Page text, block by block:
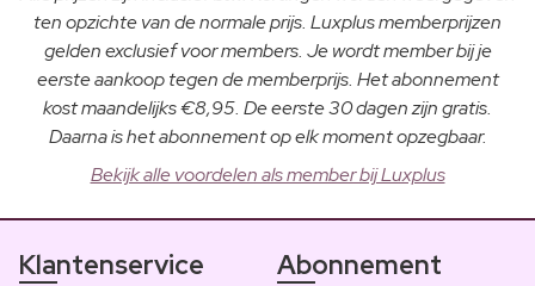
ten opzichte van de normale prijs. Luxplus memberprijzen
gelden exclusief voor members. Je wordt member bij je
eerste aankoop tegen de memberprijs. Het abonnement
kost maandelijks €8,95. De eerste 30 dagen zijn gratis.
Daarna is het abonnement op elk moment opzegbaar.
Bekijk alle voordelen als member bij Luxplus
Klantenservice Abonnement